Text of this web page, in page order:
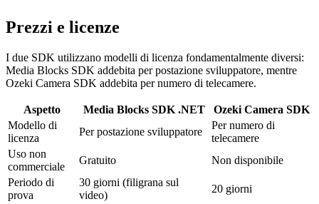
    _pipeline, VideoView1);
var _videoTee = new TeeBlock(2,
// Create H.264 encoder and MP4 sink for recording
var _videoEncoder = new H264EncoderBlock();
    new MP4SinkSettings("output.mp4"));
// Connect video: Source -> Tee -> Renderer + Encoder -
_pipeline.Connect(_rtspSource.VideoOutput,
_pipeline.Connect(_videoTee.Outputs[0],
_pipeline.Connect(_videoTee.Outputs[1],
_pipeline.Connect(_videoEncoder.Output,
    (_muxer as IMediaBlockDynamicInputs)
        .CreateNewInput(MediaBlockPadMediaType.Video));
// Camera connection model
var camera = new BitmapSourceCamera(
// Connect to media handler
var recorder = new MPEG4Recorder(
    "output.mp4");
// Wire camera to recorder
camera.Start();
recorder.Start();
// Note: Limited to MPEG-4/AVI output
// No pipeline branching or merging
// No hardware encoder selection
// No cross-platform support
Prezzi e licenze
I due SDK utilizzano modelli di licenza fondamentalmente diversi:
Media Blocks SDK addebita per postazione sviluppatore, mentre
Ozeki Camera SDK addebita per numero di telecamere.
Aspetto Media Blocks SDK .NET
Ozeki Camera SDK
Modello di
licenza
Per postazione sviluppatore
Per numero di
telecamere
Uso non
commerciale
Gratuito
Non disponibile
Periodo di
prova
30 giorni (filigrana sul
video)
20 giorni